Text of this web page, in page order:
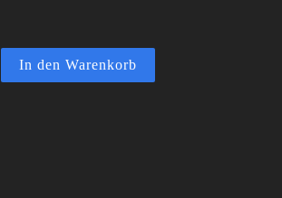
In den Warenkorb